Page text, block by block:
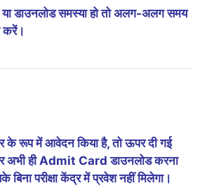
या डाउनलोड समस्या हो तो अलग-अलग समय
करें।
के रूप में आवेदन किया है, तो ऊपर दी गई
अभी ही Admit Card डाउनलोड करना
परीक्षा केंद्र में प्रवेश नहीं मिलेगा।